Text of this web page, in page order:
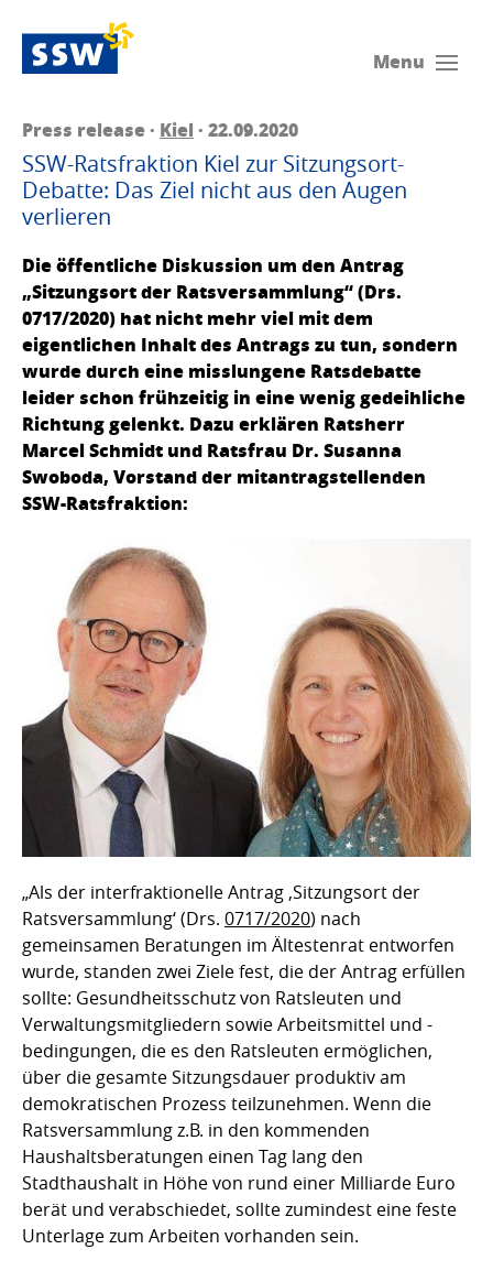
Menu
Press release · Kiel · 22.09.2020
SSW-Ratsfraktion Kiel zur Sitzungsort-
Debatte: Das Ziel nicht aus den Augen
verlieren
Die öffentliche Diskussion um den Antrag
„Sitzungsort der Ratsversammlung“ (Drs.
0717/2020) hat nicht mehr viel mit dem
eigentlichen Inhalt des Antrags zu tun, sondern
wurde durch eine misslungene Ratsdebatte
leider schon frühzeitig in eine wenig gedeihliche
Richtung gelenkt. Dazu erklären Ratsherr
Marcel Schmidt und Ratsfrau Dr. Susanna
Swoboda, Vorstand der mitantragstellenden
SSW-Ratsfraktion:
„Als der interfraktionelle Antrag ‚Sitzungsort der
Ratsversammlung‘ (Drs. 0717/2020) nach
gemeinsamen Beratungen im Ältestenrat entworfen
wurde, standen zwei Ziele fest, die der Antrag erfüllen
sollte: Gesundheitsschutz von Ratsleuten und
Verwaltungsmitgliedern sowie Arbeitsmittel und -
bedingungen, die es den Ratsleuten ermöglichen,
über die gesamte Sitzungsdauer produktiv am
demokratischen Prozess teilzunehmen. Wenn die
Ratsversammlung z.B. in den kommenden
Haushaltsberatungen einen Tag lang den
Stadthaushalt in Höhe von rund einer Milliarde Euro
berät und verabschiedet, sollte zumindest eine feste
Unterlage zum Arbeiten vorhanden sein.